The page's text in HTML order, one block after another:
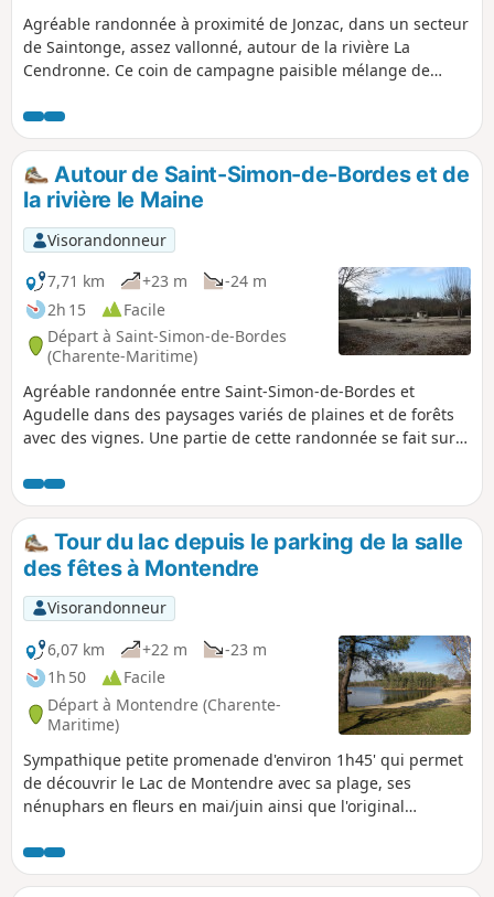
Agréable randonnée à proximité de Jonzac, dans un secteur
de Saintonge, assez vallonné, autour de la rivière La
Cendronne. Ce coin de campagne paisible mélange de
beaux paysages. Le circuit est, également, l'occasion de
découvrir de beaux exemples du patrimoine bâti.
Autour de Saint-Simon-de-Bordes et de
la rivière le Maine
Visorandonneur
7,71 km
+23 m
-24 m
2h 15
Facile
Départ à Saint-Simon-de-Bordes
(Charente-Maritime)
Agréable randonnée entre Saint-Simon-de-Bordes et
Agudelle dans des paysages variés de plaines et de forêts
avec des vignes. Une partie de cette randonnée se fait sur
Tour du lac depuis le parking de la salle
des fêtes à Montendre
Visorandonneur
6,07 km
+22 m
-23 m
1h 50
Facile
Départ à Montendre (Charente-
Maritime)
Sympathique petite promenade d'environ 1h45' qui permet
de découvrir le Lac de Montendre avec sa plage, ses
nénuphars en fleurs en mai/juin ainsi que l'original
au milieu de la pinède.